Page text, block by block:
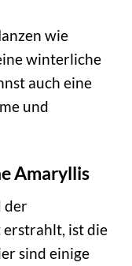
wie
winterliche
auch eine
und
Amaryllis
der
ist die
sind einige